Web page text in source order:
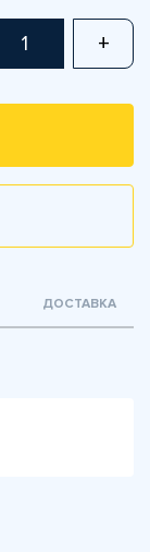
+
ДОСТАВКА